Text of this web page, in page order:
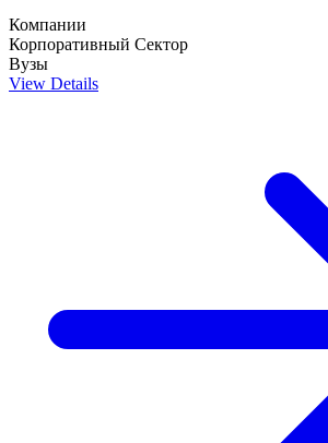
Компании
Корпоративный Сектор
Вузы
View Details